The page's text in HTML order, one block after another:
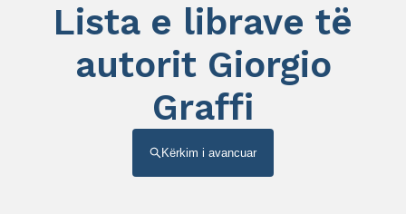
Lista e librave të
autorit Giorgio
Graffi
Kërkim i avancuar